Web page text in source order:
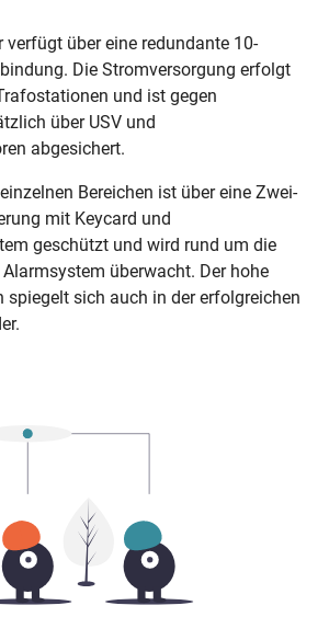
verfügt über eine redundante 10-
Die Stromversorgung erfolgt
und ist gegen
über USV und
abgesichert.
Bereichen ist über eine Zwei-
mit Keycard und
geschützt und wird rund um die
überwacht. Der hohe
spiegelt sich auch in der erfolgreichen